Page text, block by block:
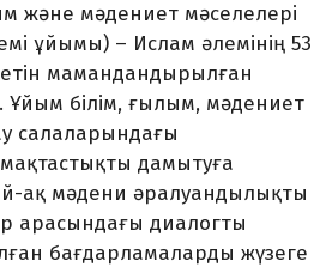
және мәдениет мәселелері
ұйымы) – Ислам әлемінің 53
мамандандырылған
білім, ғылым, мәдениет
салаларындағы
дамытуға
ақ мәдени әралуандылықты
арасындағы диалогты
бағдарламаларды жүзеге